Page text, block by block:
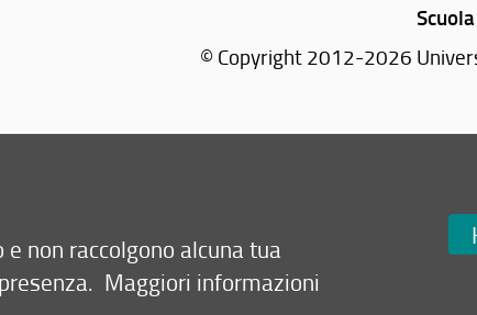
© Copyright 2012-2026
Email:
non raccolgono alcuna tua
Maggiori informazioni